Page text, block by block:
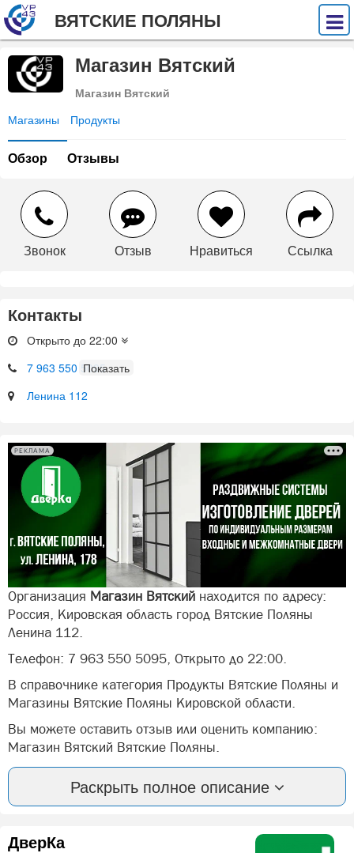
ВЯТСКИЕ ПОЛЯНЫ
Магазин Вятский
Магазин Вятский
Магазины Продукты
Обзор Отзывы
Звонок Отзыв Нравиться Ссылка
Контакты
Открыто до 22:00
7 963 550 5095
Ленина 112
РЕКЛАМА
Организация Магазин Вятский находится по адресу:
Россия, Кировская область город Вятские Поляны
Ленина 112.
Телефон: 7 963 550 5095, Открыто до 22:00.
В справочнике категория Продукты Вятские Поляны и
Магазины Вятские Поляны Кировской области.
Вы можете оставить отзыв или оценить компанию:
Магазин Вятский Вятские Поляны.
А так же, задать вопрос представителями фирмы:
Магазин Вятский в Вятских Полян.
Нашли ошибку? Сообщите нам об этом!
Раскрыть полное описание
ДверКа